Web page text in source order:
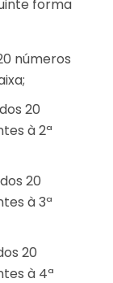
forma
números
20
à 2ª
20
à 3ª
20
à 4ª